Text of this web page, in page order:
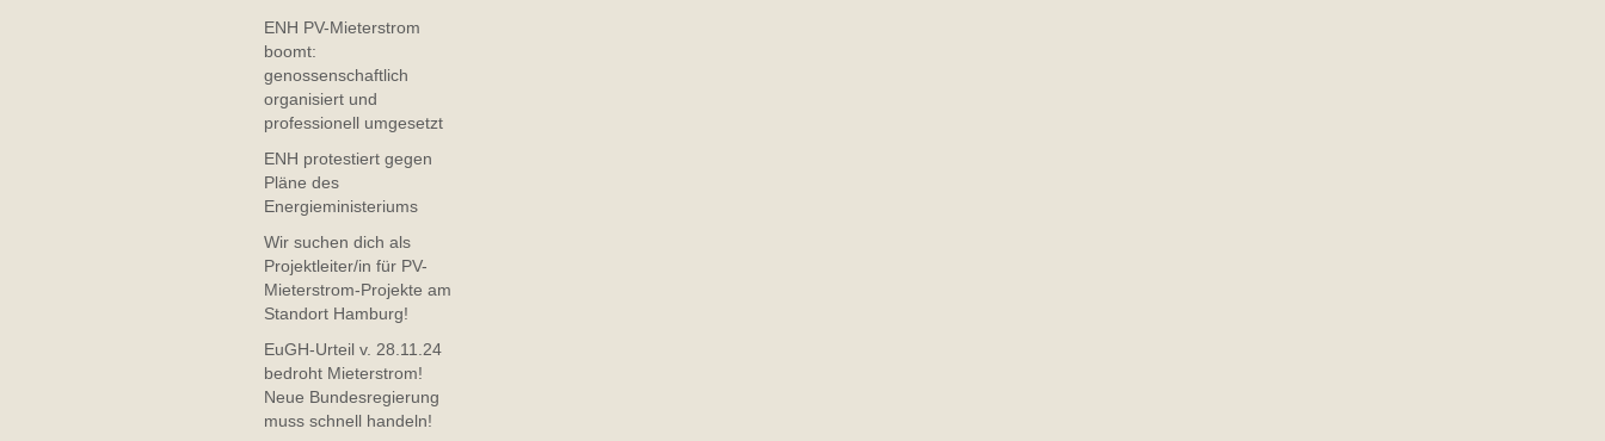
ENH PV-Mieterstrom
boomt:
genossenschaftlich
organisiert und
professionell umgesetzt
ENH protestiert gegen
Pläne des
Energieministeriums
Wir suchen dich als
Projektleiter/in für PV-
Mieterstrom-Projekte am
Standort Hamburg!
EuGH-Urteil v. 28.11.24
bedroht Mieterstrom!
Neue Bundesregierung
muss schnell handeln!